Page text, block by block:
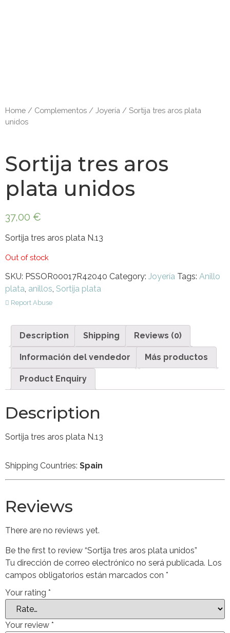
Home / Complementos / Joyería / Sortija tres aros plata
unidos
Sortija tres aros
plata unidos
37,00 €
Sortija tres aros plata N.13
Out of stock
SKU: PSSOR00017R42040 Category: Joyería Tags: Anillo
plata, anillos, Sortija plata
Report Abuse
Description Shipping Reviews (0)
Información del vendedor Más productos
Product Enquiry
Description
Sortija tres aros plata N.13
Shipping Countries: Spain
Reviews
There are no reviews yet.
Be the first to review “Sortija tres aros plata unidos”
Tu dirección de correo electrónico no será publicada. Los
campos obligatorios están marcados con *
Your rating *
Your review *